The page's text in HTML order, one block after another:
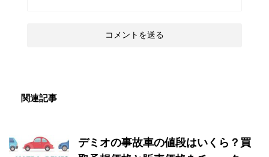
関連記事
デミオの事故車の値段はいくら？買